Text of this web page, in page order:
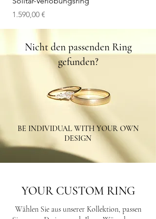
Preis
1.590,00 €
Nicht den passenden Ring
gefunden?
BE INDIVIDUAL WITH YOUR OWN
DESIGN
YOUR CUSTOM RING
Wählen Sie aus unserer Kollektion, passen